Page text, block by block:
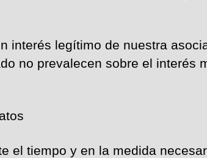
interés legítimo de nuestra
no prevalecen sobre el interés
el tiempo y en la medida